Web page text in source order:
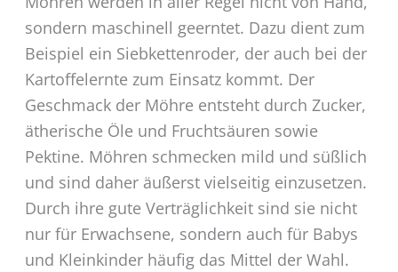
sondern maschinell geerntet. Dazu dient zum
Beispiel ein Siebkettenroder, der auch bei der
Kartoffelernte zum Einsatz kommt. Der
Geschmack der Möhre entsteht durch Zucker,
ätherische Öle und Fruchtsäuren sowie
Pektine. Möhren schmecken mild und süßlich
und sind daher äußerst vielseitig einzusetzen.
Durch ihre gute Verträglichkeit sind sie nicht
nur für Erwachsene, sondern auch für Babys
und Kleinkinder häufig das Mittel der Wahl.